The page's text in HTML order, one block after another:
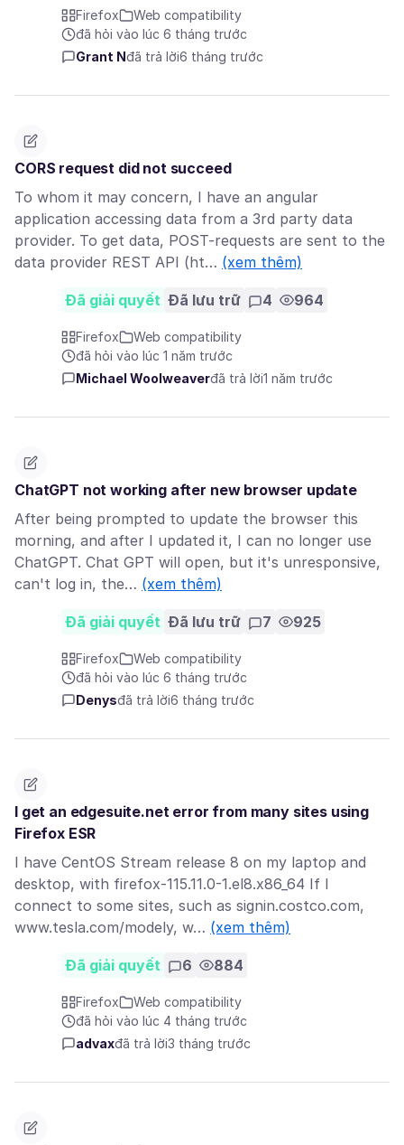
Firefox
Web compatibility
đã hỏi vào lúc 6 tháng trước
Grant Nđã trả lời6 tháng trước
CORS request did not succeed
To whom it may concern, I have an angular
application accessing data from a 3rd party data
provider. To get data, POST-requests are sent to the
data provider REST API (ht… (xem thêm)
Đã giải quyết Đã lưu trữ 4 964
Firefox
Web compatibility
đã hỏi vào lúc 1 năm trước
Michael Woolweaverđã trả lời1 năm trước
ChatGPT not working after new browser update
After being prompted to update the browser this
morning, and after I updated it, I can no longer use
ChatGPT. Chat GPT will open, but it's unresponsive,
can't log in, the… (xem thêm)
Đã giải quyết Đã lưu trữ 7 925
Firefox
Web compatibility
đã hỏi vào lúc 6 tháng trước
Denysđã trả lời6 tháng trước
I get an edgesuite.net error from many sites using
Firefox ESR
I have CentOS Stream release 8 on my laptop and
desktop, with firefox-115.11.0-1.el8.x86_64 If I
connect to some sites, such as signin.costco.com,
www.tesla.com/modely, w… (xem thêm)
Đã giải quyết 6 884
Firefox
Web compatibility
đã hỏi vào lúc 4 tháng trước
advaxđã trả lời3 tháng trước